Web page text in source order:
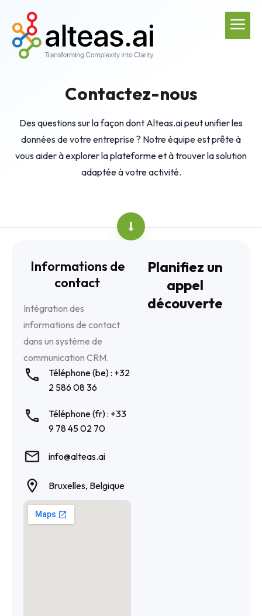
Contactez-nous
Des questions sur la façon dont Alteas.ai peut unifier les
données de votre entreprise ? Notre équipe est prête à
vous aider à explorer la plateforme et à trouver la solution
adaptée à votre activité.
Informations de
contact
Intégration des
informations de contact
dans un système de
communication CRM.
Téléphone (be) : +32
2 586 08 36
Téléphone (fr) : +33
9 78 45 02 70
info@alteas.ai
Bruxelles, Belgique
Planifiez un
appel
découverte